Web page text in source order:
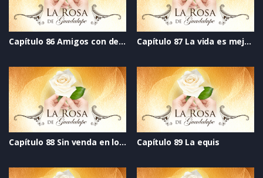
Capítulo 86 Amigos con derechos Capítulo 87 La vida es mejor cantando
Capítulo 88 Sin venda en los ojos Capítulo 89 La equis